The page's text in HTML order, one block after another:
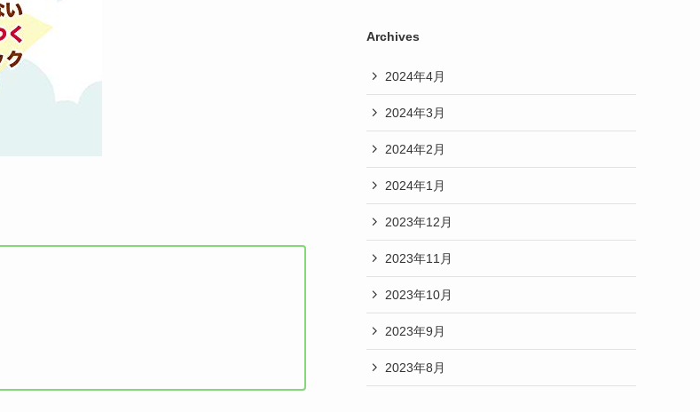
Archives
2024年4月
2024年3月
2024年2月
2024年1月
2023年12月
2023年11月
2023年10月
2023年9月
2023年8月